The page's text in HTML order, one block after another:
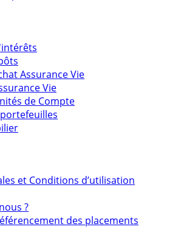
rémunérés
Assurance Vie
Vie
de Compte
et Conditions d’utilisation
?